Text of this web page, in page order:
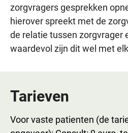
zorgvragers gesprekken
hierover spreekt met de
de relatie tussen zorgvrager
waardevol zijn dit wel met
Tarieven
Voor vaste patienten (de